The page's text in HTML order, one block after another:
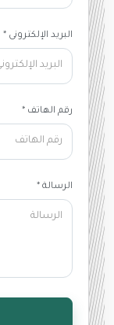
البريد الإلكترونى *
رقم الهاتف *
الرسالة *